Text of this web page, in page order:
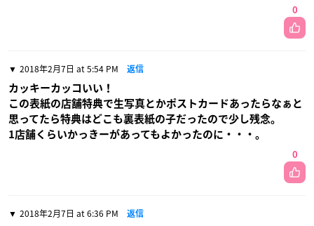
0
2018年2月7日 at 5:54 PM 返信
カッキーカッコいい！
この表紙の店舗特典で生写真とかポストカードあったらなぁと
思ってたら特典はどこも裏表紙の子だったので少し残念。
1店舗くらいかっきーがあってもよかったのに・・・。
0
2018年2月7日 at 6:36 PM 返信